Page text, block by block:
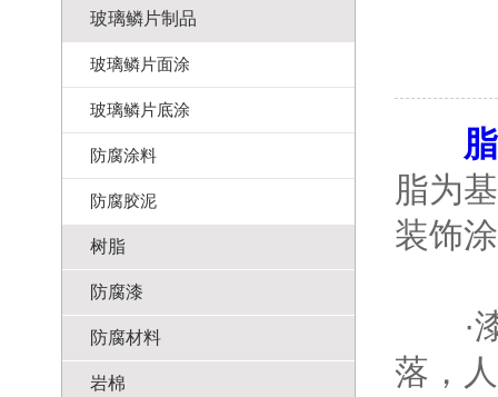
玻璃鳞片制品
玻璃鳞片面涂
玻璃鳞片底涂
防腐涂料
防腐胶泥
树脂
防腐漆
防腐材料
岩棉
脂为
装饰
·漆
落，